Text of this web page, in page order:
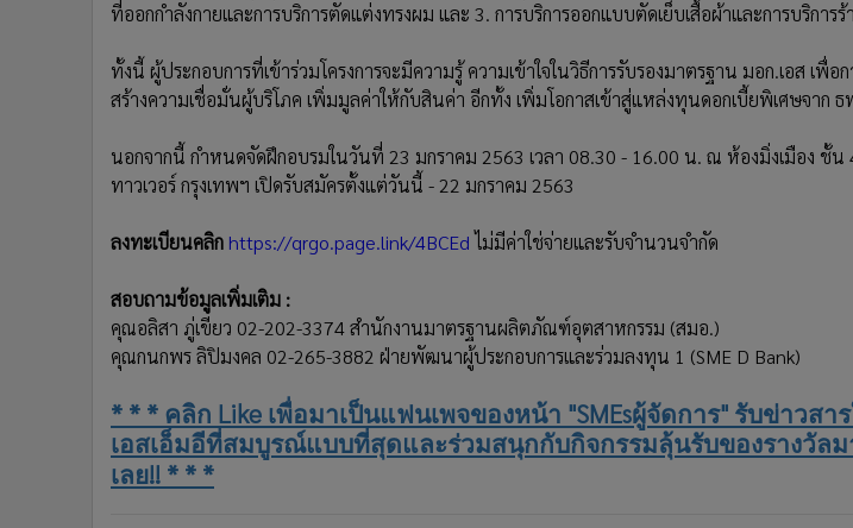
ที่ออกกำลังกายและการบริการตัดแต่งทรงผม และ 3. การบริการออกแบบตัดเย็บเสื้อผ้าและการบริการ
ทั้งนี้ ผู้ประกอบการที่เข้าร่วมโครงการจะมีความรู้ ความเข้าใจในวิธีการรับรองมาตรฐาน มอก.เอส เพื่
สร้างความเชื่อมั่นผู้บริโภค เพิ่มมูลค่าให้กับสินค่า อีกทั้ง เพิ่มโอกาสเข้าสู่แหล่งทุนดอกเบี้ยพิเศษจาก ธ
นอกจากนี้ กำหนดจัดฝึกอบรมในวันที่ 23 มกราคม 2563 เวลา 08.30 - 16.00 น. ณ ห้องมิ่งเมือง ชั้น
ทาวเวอร์ กรุงเทพฯ เปิดรับสมัครตั้งแต่วันนี้ - 22 มกราคม 2563
ลงทะเบียนคลิก https://qrgo.page.link/4BCEd ไม่มีค่าใช่จ่ายและรับจำนวนจำกัด
สอบถามข้อมูลเพิ่มเติม :
คุณอลิสา ภู่เขียว 02-202-3374 สำนักงานมาตรฐานผลิตภัณฑ์อุตสาหกรรม (สมอ.)
คุณกนกพร ลิปิมงคล 02-265-3882 ฝ่ายพัฒนาผู้ประกอบการและร่วมลงทุน 1 (SME D Bank)
* * * คลิก Like เพื่อมาเป็นแฟนเพจของหน้า "SMEsผู้จัดการ" รับข่าวสา
เอสเอ็มอีที่สมบูรณ์แบบที่สุดและร่วมสนุกกับกิจกรรมลุ้นรับของรางวัล
เลย!! * * *